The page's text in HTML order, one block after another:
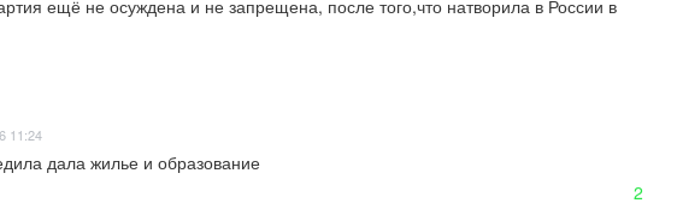
ещё не осуждена и не запрещена, после того,что натворила в России в
11:24
дала жилье и образование
2